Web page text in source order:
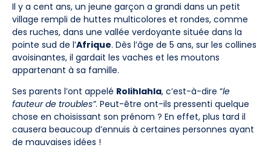
Il y a cent ans, un jeune garçon a grandi dans un petit
village rempli de huttes multicolores et rondes, comme
des ruches, dans une vallée verdoyante située dans la
pointe sud de l’Afrique. Dès l’âge de 5 ans, sur les collines
avoisinantes, il gardait les vaches et les moutons
appartenant à sa famille.
Ses parents l’ont appelé Rolihlahla, c’est-à-dire “le
fauteur de troubles”. Peut-être ont-ils pressenti quelque
chose en choisissant son prénom ? En effet, plus tard il
causera beaucoup d’ennuis à certaines personnes ayant
de mauvaises idées !